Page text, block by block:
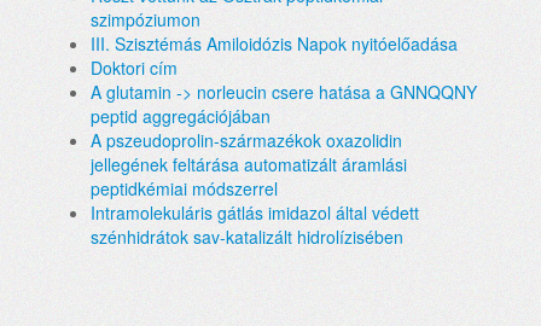
szimpóziumon
III. Szisztémás Amiloidózis Napok nyitóelőadása
Doktori cím
A glutamin -> norleucin csere hatása a GNNQQNY
peptid aggregációjában
A pszeudoprolin-származékok oxazolidin
jellegének feltárása automatizált áramlási
peptidkémiai módszerrel
Intramolekuláris gátlás imidazol által védett
szénhidrátok sav-katalizált hidrolízisében